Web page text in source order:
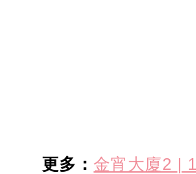
更多： 金宵大廈2 |